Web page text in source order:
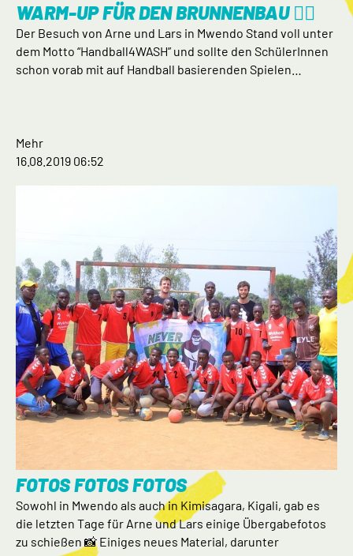
WARM-UP FÜR DEN BRUNNENBAU 🤾‍♀️
Der Besuch von Arne und Lars in Mwendo Stand voll unter
dem Motto “Handball4WASH” und sollte den SchülerInnen
schon vorab mit auf Handball basierenden Spielen…
Mehr
16.08.2019 06:52
FOTOS FOTOS FOTOS
Sowohl in Mwendo als auch in Kimisagara, Kigali, gab es
die letzten Tage für Arne und Lars einige Übergabefotos
zu schießen 📸 Einiges neues Material, darunter